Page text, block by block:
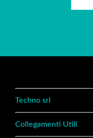
Techno srl
Collegamenti Utili